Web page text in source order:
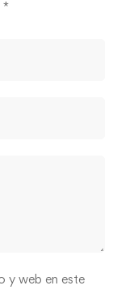
*
y web en este